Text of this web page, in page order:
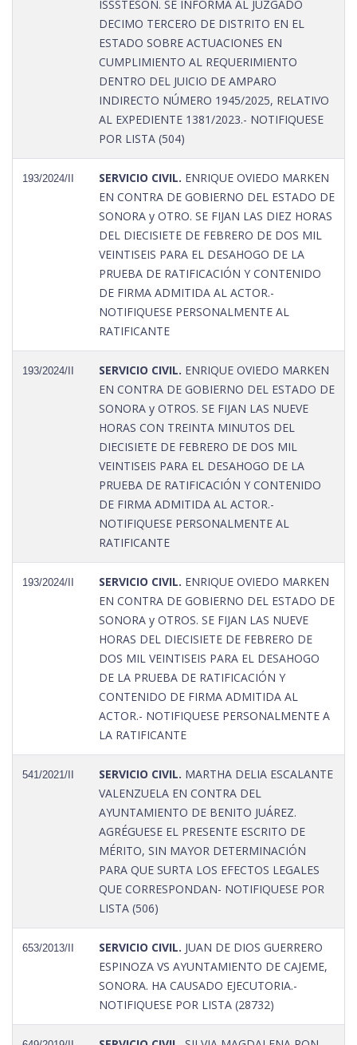
ISSSTESON. SE INFORMA AL JUZGADO
DECIMO TERCERO DE DISTRITO EN EL
ESTADO SOBRE ACTUACIONES EN
CUMPLIMIENTO AL REQUERIMIENTO
DENTRO DEL JUICIO DE AMPARO
INDIRECTO NÚMERO 1945/2025, RELATIVO
AL EXPEDIENTE 1381/2023.- NOTIFIQUESE
POR LISTA (504)
193/2024/II SERVICIO CIVIL. ENRIQUE OVIEDO MARKEN
EN CONTRA DE GOBIERNO DEL ESTADO DE
SONORA y OTRO. SE FIJAN LAS DIEZ HORAS
DEL DIECISIETE DE FEBRERO DE DOS MIL
VEINTISEIS PARA EL DESAHOGO DE LA
PRUEBA DE RATIFICACIÓN Y CONTENIDO
DE FIRMA ADMITIDA AL ACTOR.-
NOTIFIQUESE PERSONALMENTE AL
RATIFICANTE
193/2024/II SERVICIO CIVIL. ENRIQUE OVIEDO MARKEN
EN CONTRA DE GOBIERNO DEL ESTADO DE
SONORA y OTROS. SE FIJAN LAS NUEVE
HORAS CON TREINTA MINUTOS DEL
DIECISIETE DE FEBRERO DE DOS MIL
VEINTISEIS PARA EL DESAHOGO DE LA
PRUEBA DE RATIFICACIÓN Y CONTENIDO
DE FIRMA ADMITIDA AL ACTOR.-
NOTIFIQUESE PERSONALMENTE AL
RATIFICANTE
193/2024/II SERVICIO CIVIL. ENRIQUE OVIEDO MARKEN
EN CONTRA DE GOBIERNO DEL ESTADO DE
SONORA y OTROS. SE FIJAN LAS NUEVE
HORAS DEL DIECISIETE DE FEBRERO DE
DOS MIL VEINTISEIS PARA EL DESAHOGO
DE LA PRUEBA DE RATIFICACIÓN Y
CONTENIDO DE FIRMA ADMITIDA AL
ACTOR.- NOTIFIQUESE PERSONALMENTE A
LA RATIFICANTE
541/2021/II SERVICIO CIVIL. MARTHA DELIA ESCALANTE
VALENZUELA EN CONTRA DEL
AYUNTAMIENTO DE BENITO JUÁREZ.
AGRÉGUESE EL PRESENTE ESCRITO DE
MÉRITO, SIN MAYOR DETERMINACIÓN
PARA QUE SURTA LOS EFECTOS LEGALES
QUE CORRESPONDAN- NOTIFIQUESE POR
LISTA (506)
653/2013/II SERVICIO CIVIL. JUAN DE DIOS GUERRERO
ESPINOZA VS AYUNTAMIENTO DE CAJEME,
SONORA. HA CAUSADO EJECUTORIA.-
NOTIFIQUESE POR LISTA (28732)